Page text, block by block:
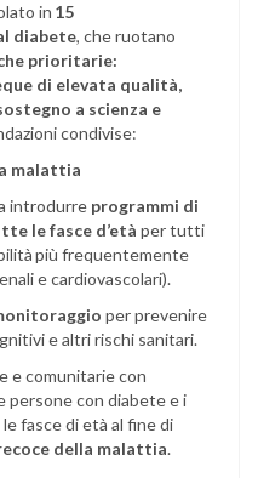
in 15
diabete, che ruotano
prioritarie:
di elevata qualità,
a scienza e
condivise:
malattia
introdurre programmi di
le fasce d’età per tutti
più frequentemente
e cardiovascolari).
per prevenire
e altri rischi sanitari.
e comunitarie con
persone con diabete e i
fasce di età al fine di
della malattia.